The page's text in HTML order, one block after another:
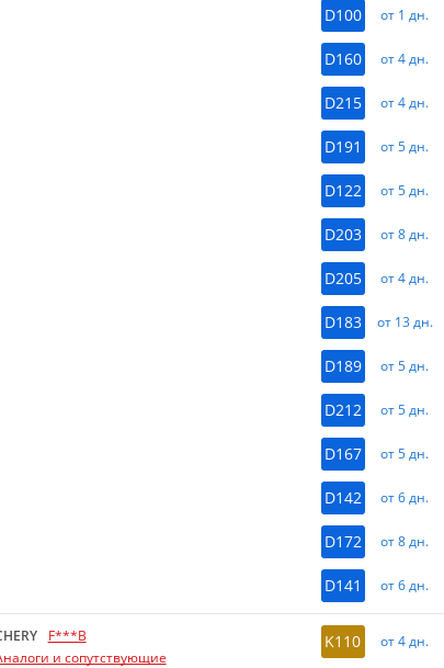
D100 от 1 дн.
D160 от 4 дн.
D215 от 4 дн.
D191 от 5 дн.
D122 от 5 дн.
D203 от 8 дн.
D205 от 4 дн.
D183 от 13 дн.
D189 от 5 дн.
D212 от 5 дн.
D167 от 5 дн.
D142 от 6 дн.
D172 от 8 дн.
D141 от 6 дн.
F***B
и сопутствующие
K110 от 4 дн.